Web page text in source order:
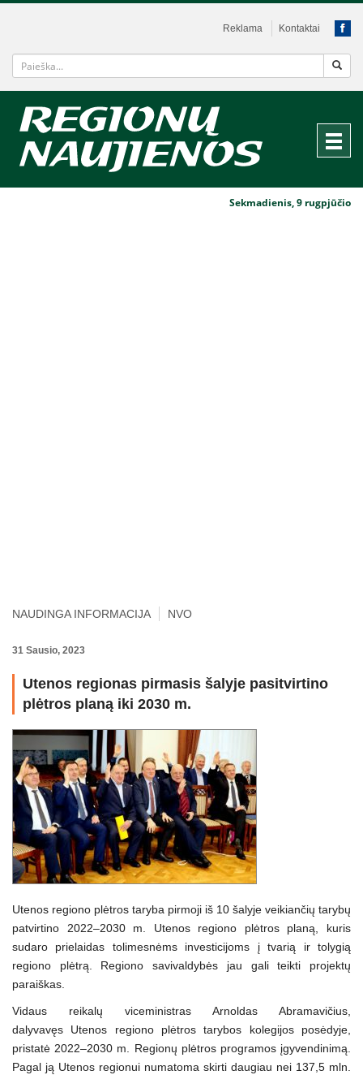
Reklama Kontaktai
Sekmadienis, 9 rugpjūčio
NAUDINGA INFORMACIJA NVO
31 Sausio, 2023
Utenos regionas pirmasis šalyje pasitvirtino
plėtros planą iki 2030 m.
Utenos regiono plėtros taryba pirmoji iš 10 šalyje veikiančių tarybų
patvirtino 2022–2030 m. Utenos regiono plėtros planą, kuris
sudaro prielaidas tolimesnėms investicijoms į tvarią ir tolygią
regiono plėtrą. Regiono savivaldybės jau gali teikti projektų
paraiškas.
Vidaus reikalų viceministras Arnoldas Abramavičius,
dalyvavęs Utenos regiono plėtros tarybos kolegijos posėdyje,
pristatė 2022–2030 m. Regionų plėtros programos įgyvendinimą.
Pagal ją Utenos regionui numatoma skirti daugiau nei 137,5 mln.